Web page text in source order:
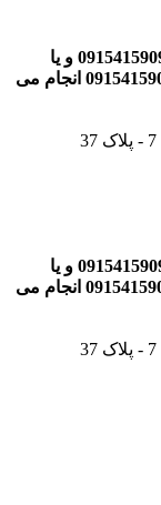
تا اطلاع ثانوی فروش از طریق ایتا با شماره 09154159098 و یا
تماس تلفنی با شماره های 05136022032 – 09154159098 انجام می
تا اطلاع ثانوی فروش از طریق ایتا با شماره 09154159098 و یا
تماس تلفنی با شماره های 05136022032 – 09154159098 انجام می